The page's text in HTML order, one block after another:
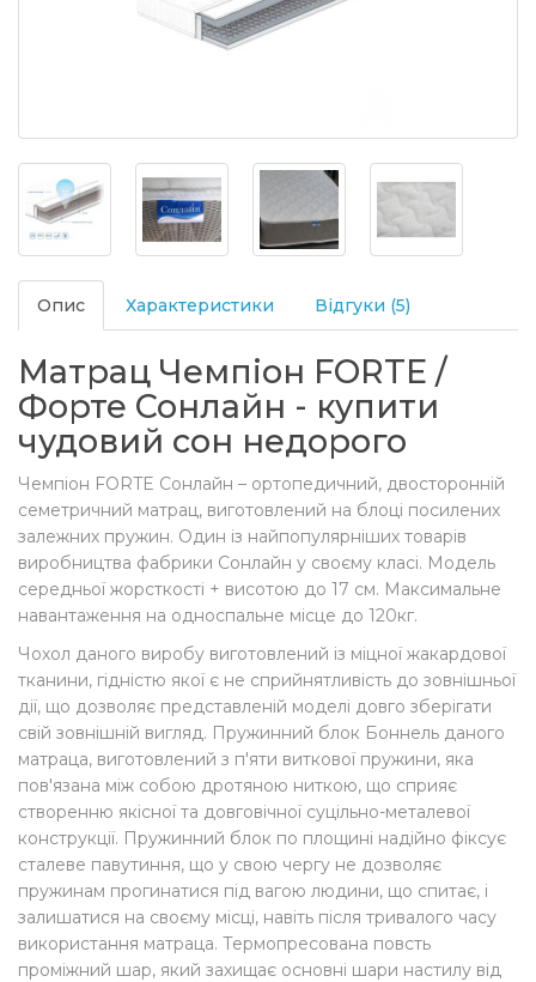
Опис Характеристики Відгуки (5)
Матрац Чемпіон FORTE /
Форте Сонлайн - купити
чудовий сон недорого
Чемпіон FORTE Сонлайн – ортопедичний, двосторонній
семетричний матрац, виготовлений на блоці посилених
залежних пружин. Один із найпопулярніших товарів
виробництва фабрики Сонлайн у своєму класі. Модель
середньої жорсткості + висотою до 17 см. Максимальне
навантаження на односпальне місце до 120кг.
Чохол даного виробу виготовлений із міцної жакардової
тканини, гідністю якої є не сприйнятливість до зовнішньої
дії, що дозволяє представленій моделі довго зберігати
свій зовнішній вигляд. Пружинний блок Боннель даного
матраца, виготовлений з п'яти виткової пружини, яка
пов'язана між собою дротяною ниткою, що сприяє
створенню якісної та довговічної суцільно-металевої
конструкції. Пружинний блок по площині надійно фіксує
сталеве павутиння, що у свою чергу не дозволяє
пружинам прогинатися під вагою людини, що спитає, і
залишатися на своєму місці, навіть після тривалого часу
використання матраца. Термопресована повсть
проміжний шар, який захищає основні шари настилу від